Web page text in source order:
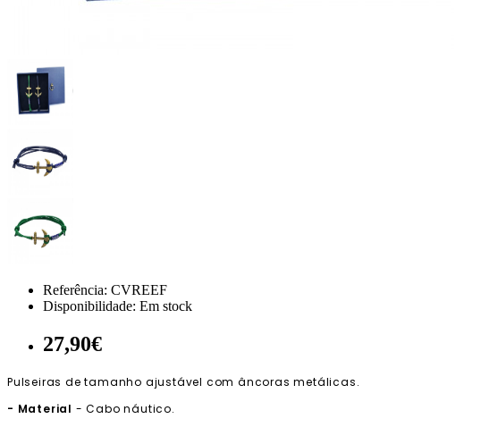
Referência: CVREEF
Disponibilidade: Em stock
27,90€
Pulseiras de tamanho ajustável com âncoras metálicas.
- Material - Cabo náutico.